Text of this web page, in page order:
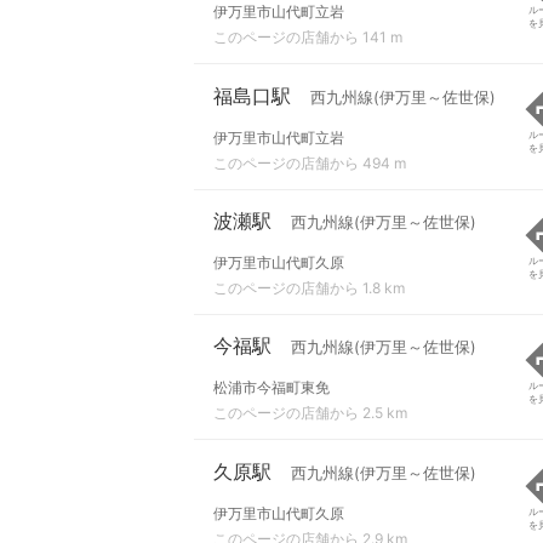
伊万里市山代町立岩
このページの店舗から 141 m
ル
を
福島口駅 西九州線(伊万里～佐世保)
伊万里市山代町立岩
このページの店舗から 494 m
ル
を
波瀬駅 西九州線(伊万里～佐世保)
伊万里市山代町久原
このページの店舗から 1.8 km
ル
を
今福駅 西九州線(伊万里～佐世保)
松浦市今福町東免
このページの店舗から 2.5 km
ル
を
久原駅 西九州線(伊万里～佐世保)
伊万里市山代町久原
このページの店舗から 2.9 km
ル
を